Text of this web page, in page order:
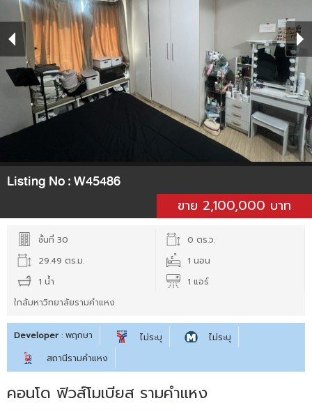
Listing No :W45486
ขาย 2,100,000 บาท
ชั้นที่ 30
0 ตร.ว.
29.49 ตร.ม.
1 นอน
1 น้ำ
1 แอร์
ใกล้มหาวิทยาลัยรามคำแหง
Developer : พฤกษา ไม่ระบุ
ไม่ระบุ
สถานีรามคำแหง
คอนโด ฟิวส์โมเบียส รามคำแหง